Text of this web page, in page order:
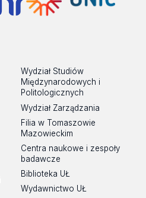
Wydział Studiów
Międzynarodowych i
Politologicznych
Wydział Zarządzania
Filia w Tomaszowie
Mazowieckim
Centra naukowe i zespoły
badawcze
Biblioteka UŁ
Wydawnictwo UŁ